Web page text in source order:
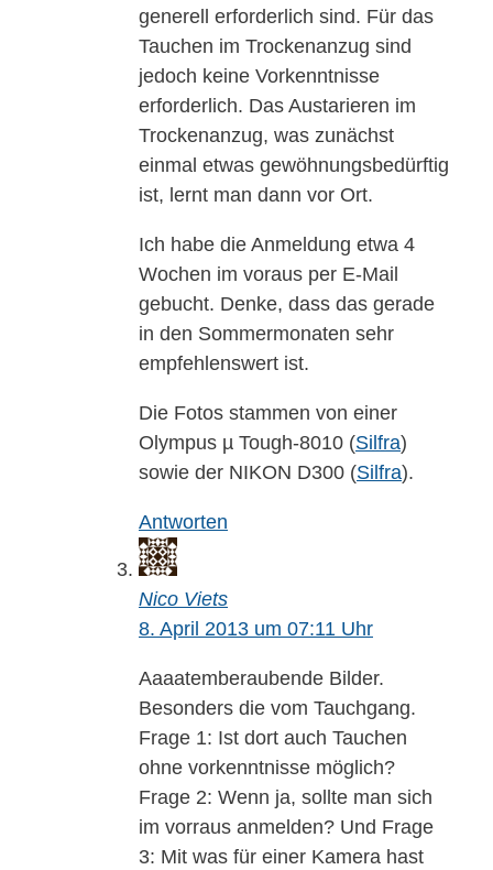
generell erforderlich sind. Für das
Tauchen im Trockenanzug sind
jedoch keine Vorkenntnisse
erforderlich. Das Austarieren im
Trockenanzug, was zunächst
einmal etwas gewöhnungsbedürftig
ist, lernt man dann vor Ort.
Ich habe die Anmeldung etwa 4
Wochen im voraus per E-Mail
gebucht. Denke, dass das gerade
in den Sommermonaten sehr
empfehlenswert ist.
Die Fotos stammen von einer
Olympus µ Tough-8010 (Silfra)
sowie der NIKON D300 (Silfra).
Antworten
Nico Viets
8. April 2013 um 07:11 Uhr
Aaaatemberaubende Bilder.
Besonders die vom Tauchgang.
Frage 1: Ist dort auch Tauchen
ohne vorkenntnisse möglich?
Frage 2: Wenn ja, sollte man sich
im vorraus anmelden? Und Frage
3: Mit was für einer Kamera hast